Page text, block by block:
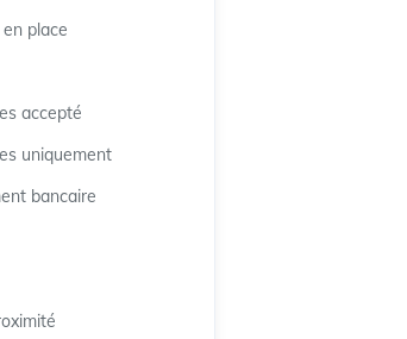
place
accepté
uniquement
bancaire